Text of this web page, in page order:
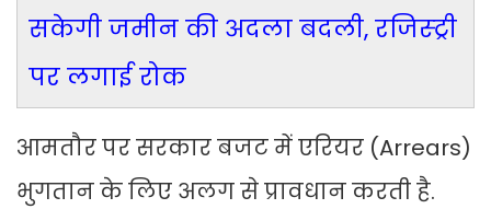
सकेगी जमीन की अदला बदली, रजिस्ट्री
पर लगाई रोक
आमतौर पर सरकार बजट में एरियर (Arrears)
भुगतान के लिए अलग से प्रावधान करती है.